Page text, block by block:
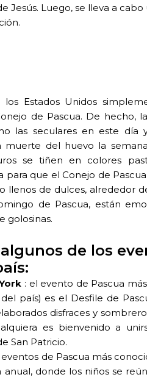
Luego, se lleva a
Estados Unidos
de Pascua. De hecho,
las seculares en este día
muerte del huevo la
se tiñen en colores
para que el Conejo de
llenos de dulces, alrededor
de Pascua, están
golosinas.
de los
: el evento de Pascua
país) es el Desfile de
disfraces y
es bienvenido a
San Patricio.
de Pascua más
donde los niños se